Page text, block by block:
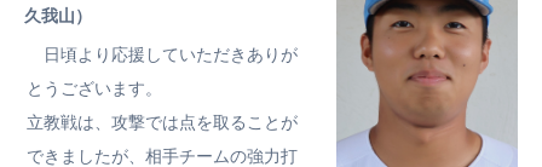
久我山）
日頃より応援していただきありが
とうございます。
立教戦は、攻撃では点を取ることが
できましたが、相手チームの強力打